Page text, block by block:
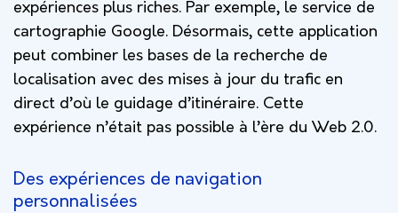
expériences plus riches. Par exemple, le service de
cartographie Google. Désormais, cette application
peut combiner les bases de la recherche de
localisation avec des mises à jour du trafic en
direct d’où le guidage d’itinéraire. Cette
expérience n’était pas possible à l’ère du Web 2.0.
Des expériences de navigation
personnalisées